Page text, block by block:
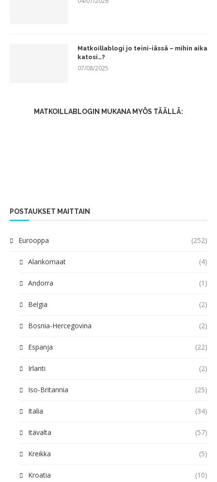
Matkoillablogi jo teini-iässä – mihin aika
katosi…?
07/08/2025
MATKOILLABLOGIN MUKANA MYÖS TÄÄLLÄ:
POSTAUKSET MAITTAIN
Eurooppa (252)
Alankomaat (4)
Andorra (1)
Belgia (2)
Bosnia-Hercegovina (2)
Espanja (22)
Irlanti (2)
Iso-Britannia (25)
Italia (34)
Itävalta (57)
Kreikka (5)
Kroatia (10)